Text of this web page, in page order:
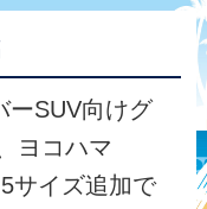
ーSUV向けグ
ヨコハマ
サイズ追加で